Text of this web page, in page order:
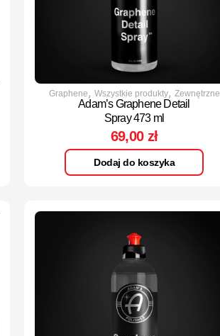
Graphene, Wszystkie produkty, Zewnętrzne
Adam’s Graphene Detail
Spray 473 ml
69,00 zł
Dodaj do koszyka